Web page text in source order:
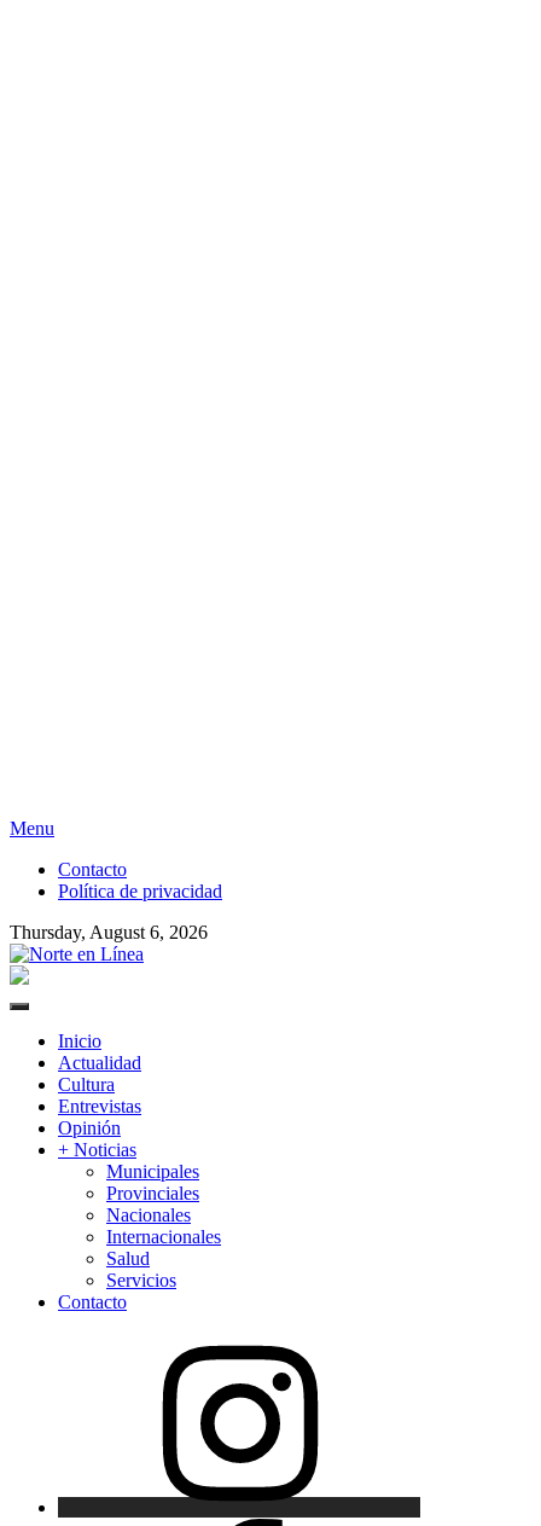
Skip
content
Menu
Contacto
Política de privacidad
Thursday, August 6, 2026
Primary
Inicio
Actualidad
Cultura
Entrevistas
Opinión
+ Noticias
Municipales
Provinciales
Nacionales
Internacionales
Salud
Servicios
Contacto